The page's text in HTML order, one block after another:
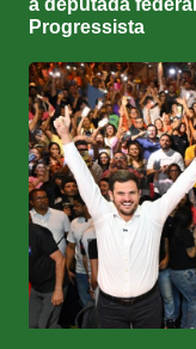
Progressista